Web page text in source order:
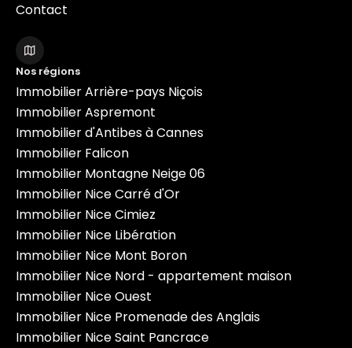
Contact
Nos régions
Immobilier Arrière-pays Niçois
Immobilier Aspremont
Immobilier d'Antibes à Cannes
Immobilier Falicon
Immobilier Montagne Neige 06
Immobilier Nice Carré d'Or
Immobilier Nice Cimiez
Immobilier Nice Libération
Immobilier Nice Mont Boron
Immobilier Nice Nord - appartement maison
Immobilier Nice Ouest
Immobilier Nice Promenade des Anglais
Immobilier Nice Saint Pancrace